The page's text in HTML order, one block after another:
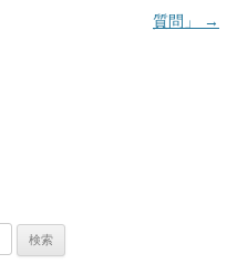
質問」
→